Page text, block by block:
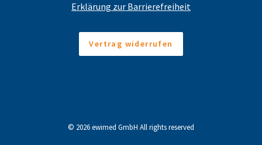
Erklärung zur Barrierefreiheit
Vertrag widerrufen
© 2026 ewimed GmbH All rights reserved